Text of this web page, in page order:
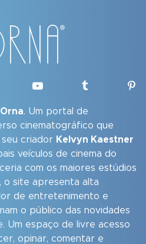
. Um portal de
cinematográfico que
seu criador Kelvyn Kaestner
veículos de cinema do
com os maiores estúdios
o site apresenta alta
de entretenimento e
o público das novidades
Um espaço de livre acesso
opinar, comentar e